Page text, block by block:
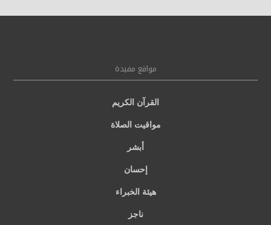
مواقع مفيدة
القرآن الكريم
مواقيت الصلاة
أبشر
إحسان
هيئة الخبراء
ناجز